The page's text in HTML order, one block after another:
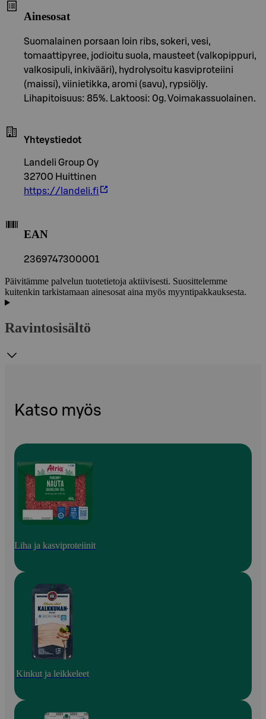
Ainesosat
Suomalainen porsaan loin ribs, sokeri, vesi,
tomaattipyree, jodioitu suola, mausteet (valkopippuri,
valkosipuli, inkivääri), hydrolysoitu kasviproteiini
(maissi), viinietikka, aromi (savu), rypsiöljy.
Lihapitoisuus: 85%. Laktoosi: 0g. Voimakassuolainen.
Yhteystiedot
Landeli Group Oy
32700 Huittinen
https://landeli.fi
EAN
2369747300001
Päivitämme palvelun tuotetietoja aktiivisesti. Suosittelemme
kuitenkin tarkistamaan ainesosat aina myös myyntipakkauksesta.
Ravintosisältö
Katso myös
Liha ja kasviproteiinit
Kinkut ja leikkeleet